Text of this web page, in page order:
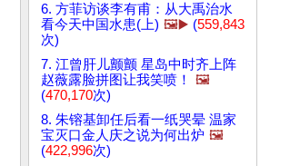
6. 方菲访谈李有甫：从大禹治水
看今天中国水患(上) 🖼️▶️ (559,843
次)
7. 江曾肝儿颤颤 星岛中时齐上阵
赵薇露脸拼图让我笑喷！
🖼️
(470,170次)
8. 朱镕基卸任后看一纸哭晕 温家
宝灭口金人庆之说为何出炉 🖼️
(422,996次)